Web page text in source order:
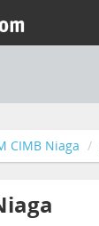
CIMB Niaga